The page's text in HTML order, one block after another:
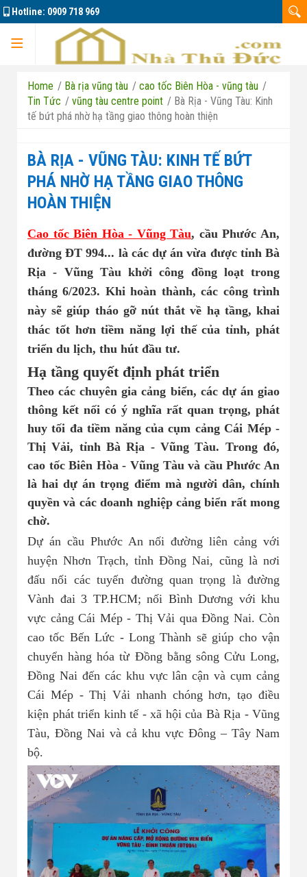
Hotline: 0909 718 969
Trang chủ
Dự án
Marine City
Đông Tăng Long
Căn hộ La Pura
Nhà đất bán 01
Nhà đất bán 02
Nhà đất bán 03
Home / Bà rịa vũng tàu / cao tốc Biên Hòa - vũng tàu /
Tin Tức / vũng tàu centre point / Bà Rịa - Vũng Tàu: Kinh
tế bứt phá nhờ hạ tầng giao thông hoàn thiện
BÀ RỊA - VŨNG TÀU: KINH TẾ BỨT
PHÁ NHỜ HẠ TẦNG GIAO THÔNG
HOÀN THIỆN
Cao tốc Biên Hòa - Vũng Tàu, cầu Phước An,
đường ĐT 994... là các dự án vừa được tỉnh Bà
Rịa - Vũng Tàu khởi công đồng loạt trong
tháng 6/2023. Khi hoàn thành, các công trình
này sẽ giúp tháo gỡ nút thắt về hạ tầng, khai
thác tốt hơn tiềm năng lợi thế của tỉnh, phát
triển du lịch, thu hút đầu tư.
Hạ tầng quyết định phát triển
Theo các chuyên gia cảng biển, các dự án giao
thông kết nối có ý nghĩa rất quan trọng, phát
huy tối đa tiềm năng của cụm cảng Cái Mép -
Thị Vải, tỉnh Bà Rịa - Vũng Tàu. Trong đó,
cao tốc Biên Hòa - Vũng Tàu và cầu Phước An
là hai dự án trọng điểm mà người dân, chính
quyền và các doanh nghiệp cảng biển rất mong
chờ.
Dự án cầu Phước An nối đường liên cảng với
huyện Nhơn Trạch, tỉnh Đồng Nai, cũng là nơi
đấu nối các tuyến đường quan trọng là đường
Vành đai 3 TP.HCM; nối Bình Dương với khu
vực cảng Cái Mép - Thị Vải qua Đồng Nai. Còn
cao tốc Bến Lức - Long Thành sẽ giúp cho vận
chuyển hàng hóa từ Đồng bằng sông Cửu Long,
Đồng Nai đến các khu vực lân cận và cụm cảng
Cái Mép - Thị Vải nhanh chóng hơn, tạo điều
kiện phát triển kinh tế - xã hội của Bà Rịa - Vũng
Tàu, Đồng Nai và cả khu vực Đông – Tây Nam
bộ.